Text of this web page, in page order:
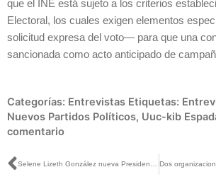
que el INE está sujeto a los criterios
Electoral, los cuales exigen elementos
solicitud expresa del voto— para que una
sancionada como acto anticipado de
Categorías: Entrevistas Etiquetas:
Nuevos Partidos Políticos, Uuc-kib
comentario
Ant Selene Lizeth González nueva Presidenta provisional del Instituto Electoral de Michoacán: INE